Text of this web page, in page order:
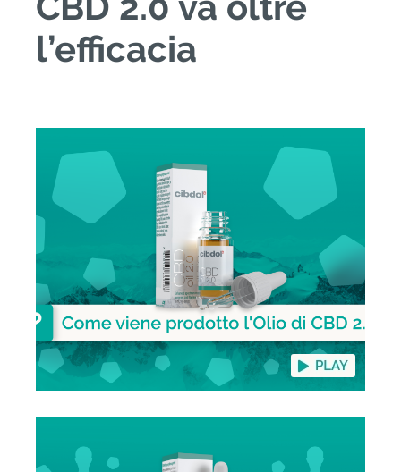
l’efficacia